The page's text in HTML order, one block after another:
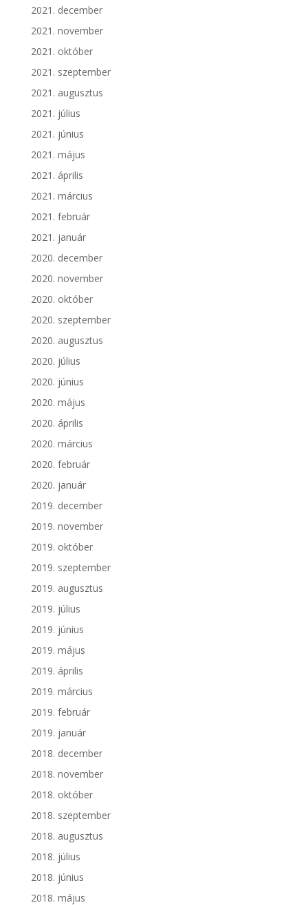
2021. december
2021. november
2021. október
2021. szeptember
2021. augusztus
2021. július
2021. június
2021. május
2021. április
2021. március
2021. február
2021. január
2020. december
2020. november
2020. október
2020. szeptember
2020. augusztus
2020. július
2020. június
2020. május
2020. április
2020. március
2020. február
2020. január
2019. december
2019. november
2019. október
2019. szeptember
2019. augusztus
2019. július
2019. június
2019. május
2019. április
2019. március
2019. február
2019. január
2018. december
2018. november
2018. október
2018. szeptember
2018. augusztus
2018. július
2018. június
2018. május